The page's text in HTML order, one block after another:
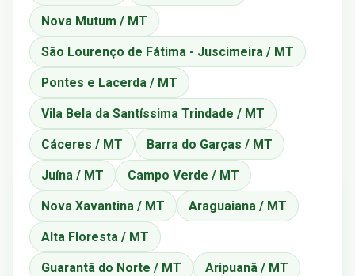
Nova Mutum / MT
São Lourenço de Fátima - Juscimeira / MT
Pontes e Lacerda / MT
Vila Bela da Santíssima Trindade / MT
Cáceres / MT Barra do Garças / MT
Juína / MT Campo Verde / MT
Nova Xavantina / MT Araguaiana / MT
Alta Floresta / MT
Guarantã do Norte / MT Aripuanã / MT